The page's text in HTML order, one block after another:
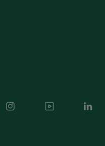
Instagram Youtube